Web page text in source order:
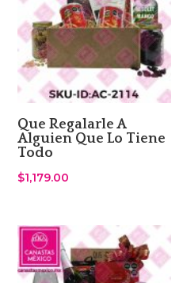
Que Regalarle A
Alguien Que Lo Tiene
Todo
$1,179.00